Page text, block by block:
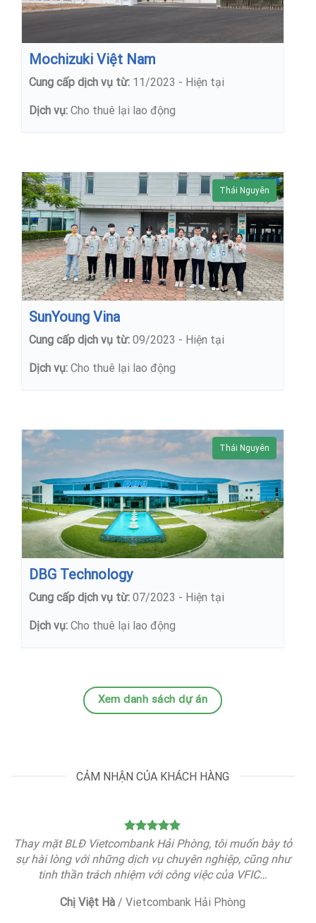
Mochizuki Việt Nam
Cung cấp dịch vụ từ: 11/2023 - Hiện tại
Dịch vụ: Cho thuê lại lao động
Thái Nguyên
SunYoung Vina
Cung cấp dịch vụ từ: 09/2023 - Hiện tại
Dịch vụ: Cho thuê lại lao động
Thái Nguyên
DBG Technology
Cung cấp dịch vụ từ: 07/2023 - Hiện tại
Dịch vụ: Cho thuê lại lao động
Xem danh sách dự án
CẢM NHẬN CỦA KHÁCH HÀNG
Thay mặt BLĐ Vietcombank Hải Phòng, tôi muốn bày tỏ
sự hài lòng với những dịch vụ chuyên nghiệp, cũng như
tinh thần trách nhiệm với công việc của VFIC…
Chị Việt Hà / Vietcombank Hải Phòng